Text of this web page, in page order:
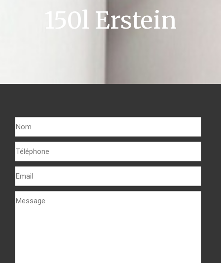
150l Erstein